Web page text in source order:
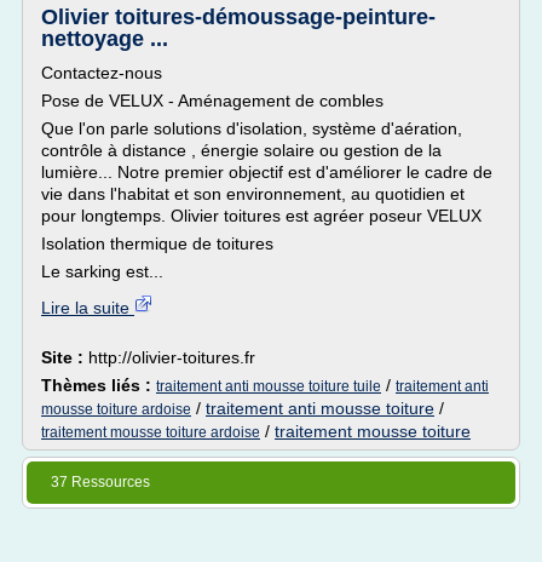
Olivier toitures-démoussage-peinture-
nettoyage ...
Contactez-nous
Pose de VELUX - Aménagement de combles
Que l'on parle solutions d'isolation, système d'aération,
contrôle à distance , énergie solaire ou gestion de la
lumière... Notre premier objectif est d'améliorer le cadre de
vie dans l'habitat et son environnement, au quotidien et
pour longtemps. Olivier toitures est agréer poseur VELUX
Isolation thermique de toitures
Le sarking est...
Lire la suite
Site : http://olivier-toitures.fr
Thèmes liés : traitement anti mousse toiture tuile / traitement anti
mousse toiture ardoise / traitement anti mousse toiture /
traitement mousse toiture ardoise / traitement mousse toiture
37 Ressources